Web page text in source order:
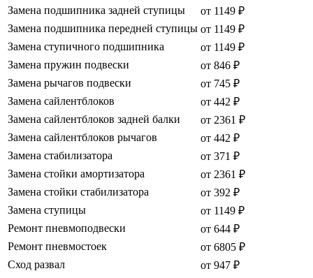
Замена подшипника задней ступицы
от 1149 ₽
Замена подшипника передней ступицы от 1149 ₽
Замена ступичного подшипника
от 1149 ₽
Замена пружин подвески
от 846 ₽
Замена рычагов подвески
от 745 ₽
Замена сайлентблоков
от 442 ₽
Замена сайлентблоков задней балки
от 2361 ₽
Замена сайлентблоков рычагов
от 442 ₽
Замена стабилизатора
от 371 ₽
Замена стойки амортизатора
от 2361 ₽
Замена стойки стабилизатора
от 392 ₽
Замена ступицы
от 1149 ₽
Ремонт пневмоподвески
от 644 ₽
Ремонт пневмостоек
от 6805 ₽
Сход развал
от 947 ₽